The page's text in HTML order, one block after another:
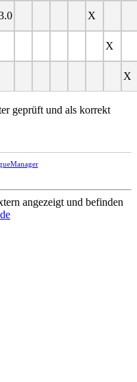
X
X
X
geprüft und als korrekt
angezeigt und befinden